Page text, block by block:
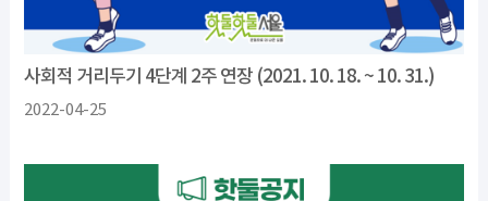
사회적 거리두기 4단계 2주 연장 (2021. 10. 18. ~ 10. 31.)
2022-04-25